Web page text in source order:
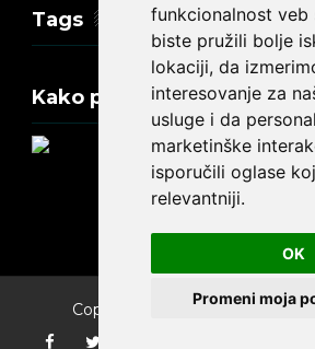
funkcionalnost veb
biste pružili bolje
lokaciji, da
interesovanje za
usluge i da
marketinške
isporučili oglase
relevantniji.
OK
Promeni moja
Tags
Kako promeniti tekst na
Update cookies preferences
Copyright © 2026Engleski